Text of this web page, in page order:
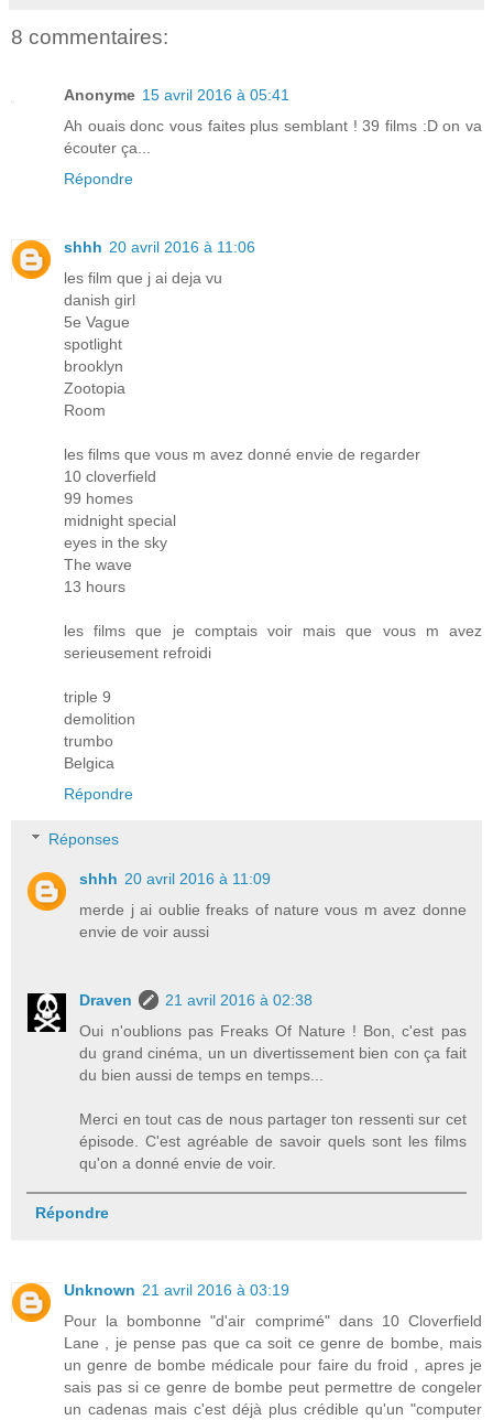
8 commentaires:
Anonyme 15 avril 2016 à 05:41
Ah ouais donc vous faites plus semblant ! 39 films :D on va
écouter ça...
Répondre
shhh 20 avril 2016 à 11:06
les film que j ai deja vu
danish girl
5e Vague
spotlight
brooklyn
Zootopia
Room
les films que vous m avez donné envie de regarder
10 cloverfield
99 homes
midnight special
eyes in the sky
The wave
13 hours
les films que je comptais voir mais que vous m avez
serieusement refroidi
triple 9
demolition
trumbo
Belgica
Répondre
Réponses
shhh 20 avril 2016 à 11:09
merde j ai oublie freaks of nature vous m avez donne
envie de voir aussi
Draven
21 avril 2016 à 02:38
Oui n'oublions pas Freaks Of Nature ! Bon, c'est pas
du grand cinéma, un un divertissement bien con ça fait
du bien aussi de temps en temps...
Merci en tout cas de nous partager ton ressenti sur cet
épisode. C'est agréable de savoir quels sont les films
qu'on a donné envie de voir.
Répondre
Unknown 21 avril 2016 à 03:19
Pour la bombonne "d'air comprimé" dans 10 Cloverfield
Lane , je pense pas que ca soit ce genre de bombe, mais
un genre de bombe médicale pour faire du froid , apres je
sais pas si ce genre de bombe peut permettre de congeler
un cadenas mais c'est déjà plus crédible qu'un "computer